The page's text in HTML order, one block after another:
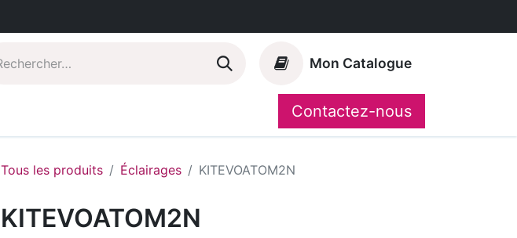
Mon Catalogue
CompoShop
Contactez-nous
Tous les produits Éclairages KITEVOATOM2N
KITEVOATOM2N